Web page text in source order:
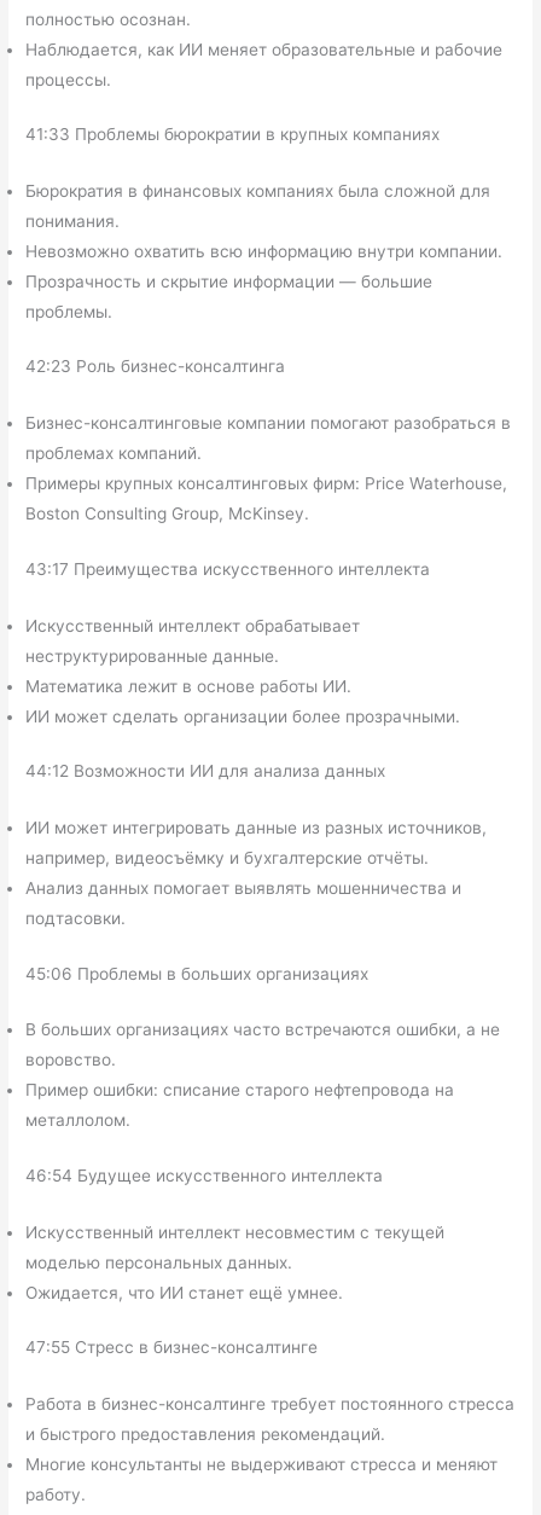
полностью осознан.
Наблюдается, как ИИ меняет образовательные и рабочие
процессы.
41:33 Проблемы бюрократии в крупных компаниях
Бюрократия в финансовых компаниях была сложной для
понимания.
Невозможно охватить всю информацию внутри компании.
Прозрачность и скрытие информации — большие
проблемы.
42:23 Роль бизнес-консалтинга
Бизнес-консалтинговые компании помогают разобраться в
проблемах компаний.
Примеры крупных консалтинговых фирм: Price Waterhouse,
Boston Consulting Group, McKinsey.
43:17 Преимущества искусственного интеллекта
Искусственный интеллект обрабатывает
неструктурированные данные.
Математика лежит в основе работы ИИ.
ИИ может сделать организации более прозрачными.
44:12 Возможности ИИ для анализа данных
ИИ может интегрировать данные из разных источников,
например, видеосъёмку и бухгалтерские отчёты.
Анализ данных помогает выявлять мошенничества и
подтасовки.
45:06 Проблемы в больших организациях
В больших организациях часто встречаются ошибки, а не
воровство.
Пример ошибки: списание старого нефтепровода на
металлолом.
46:54 Будущее искусственного интеллекта
Искусственный интеллект несовместим с текущей
моделью персональных данных.
Ожидается, что ИИ станет ещё умнее.
47:55 Стресс в бизнес-консалтинге
Работа в бизнес-консалтинге требует постоянного стресса
и быстрого предоставления рекомендаций.
Многие консультанты не выдерживают стресса и меняют
работу.